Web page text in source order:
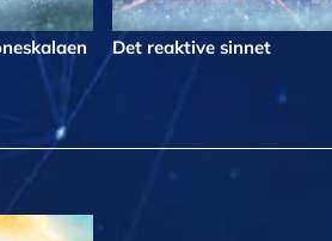
Det reaktive sinnet